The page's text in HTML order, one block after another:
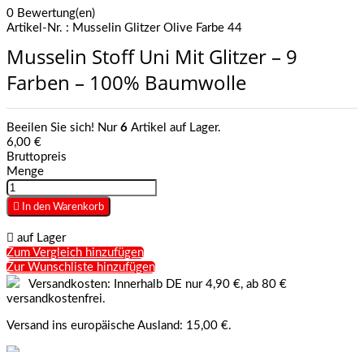
0 Bewertung(en)
Artikel-Nr. : Musselin Glitzer Olive Farbe 44
Musselin Stoff Uni Mit Glitzer – 9
Farben – 100% Baumwolle
Beeilen Sie sich! Nur 6 Artikel auf Lager.
6,00 €
Bruttopreis
Menge
 In den Warenkorb
 auf Lager
Zum Vergleich hinzufügen
Zur Wunschliste hinzufügen
Versandkosten: Innerhalb DE nur 4,90 €, ab 80 €
versandkostenfrei.
Versand ins europäische Ausland: 15,00 €.